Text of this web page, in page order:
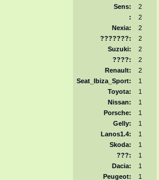
Sens:
2
:
2
Nexia:
2
???????:
2
Suzuki:
2
????:
2
Renault:
2
Seat_Ibiza_Sport:
1
Toyota:
1
Nissan:
1
Porsche:
1
Gelly:
1
Lanos1.4:
1
Skoda:
1
???:
1
Dacia:
1
Peugeot:
1